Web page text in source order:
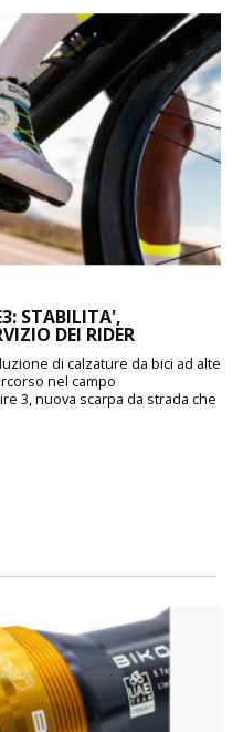
STABILITA',
DEI RIDER
di calzature da bici ad alte
nel campo
3, nuova scarpa da strada che